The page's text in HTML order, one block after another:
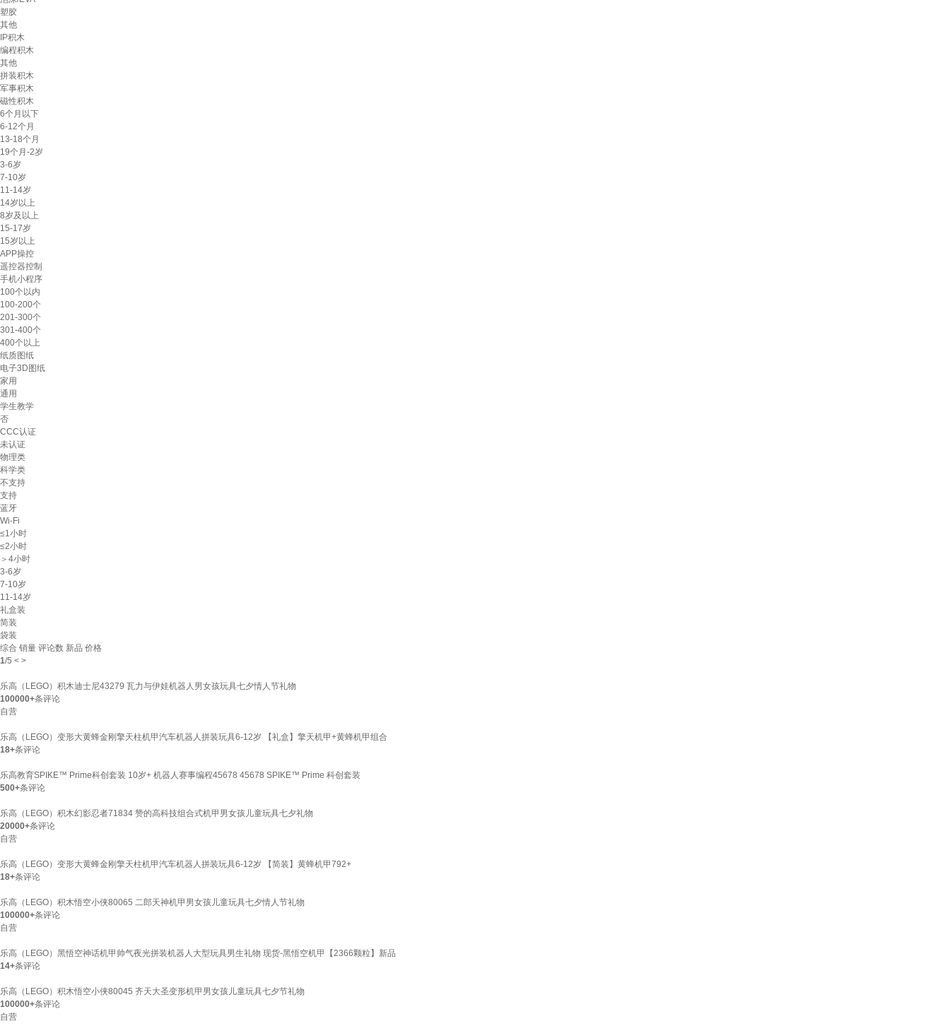
塑胶
其他
IP积木
编程积木
其他
拼装积木
军事积木
磁性积木
6个月以下
6-12个月
13-18个月
19个月-2岁
3-6岁
7-10岁
11-14岁
14岁以上
8岁及以上
15-17岁
15岁以上
APP操控
遥控器控制
手机小程序
100个以内
100-200个
201-300个
301-400个
400个以上
纸质图纸
电子3D图纸
家用
通用
学生教学
否
CCC认证
未认证
物理类
科学类
不支持
支持
蓝牙
Wi-Fi
≤1小时
≤2小时
＞4小时
3-6岁
7-10岁
11-14岁
礼盒装
简装
袋装
综合 销量 评论数 新品 价格
1/5 < >
乐高（LEGO）积木迪士尼43279 瓦力与伊娃机器人男女孩玩具七夕情人节礼物
100000+条评论
自营
乐高（LEGO）变形大黄蜂金刚擎天柱机甲汽车机器人拼装玩具6-12岁 【礼盒】擎天机甲+黄蜂机甲组合
18+条评论
乐高教育SPIKE™ Prime科创套装 10岁+ 机器人赛事编程45678 45678 SPIKE™ Prime 科创套装
500+条评论
乐高（LEGO）积木幻影忍者71834 赞的高科技组合式机甲男女孩儿童玩具七夕礼物
20000+条评论
自营
乐高（LEGO）变形大黄蜂金刚擎天柱机甲汽车机器人拼装玩具6-12岁 【简装】黄蜂机甲792+
18+条评论
乐高（LEGO）积木悟空小侠80065 二郎天神机甲男女孩儿童玩具七夕情人节礼物
100000+条评论
自营
乐高（LEGO）黑悟空神话机甲帅气夜光拼装机器人大型玩具男生礼物 现货-黑悟空机甲【2366颗粒】新品
14+条评论
乐高（LEGO）积木悟空小侠80045 齐天大圣变形机甲男女孩儿童玩具七夕节礼物
100000+条评论
自营